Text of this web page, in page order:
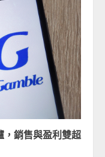
，銷售與盈利雙超